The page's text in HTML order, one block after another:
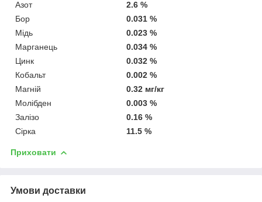
Азот
2.6 %
Бор
0.031 %
Мідь
0.023 %
Марганець
0.034 %
Цинк
0.032 %
Кобальт
0.002 %
Магній
0.32 мг/кг
Молібден
0.003 %
Залізо
0.16 %
Сірка
11.5 %
Приховати
Умови доставки